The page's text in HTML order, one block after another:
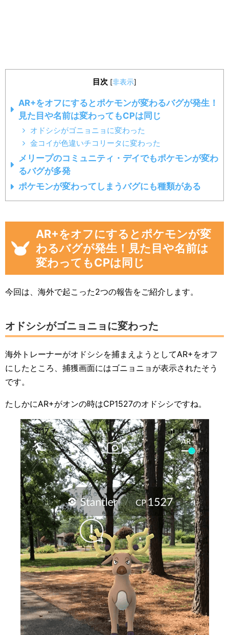
目次 [非表示]
AR+をオフにするとポケモンが変わるバグが発生！
見た目や名前は変わってもCPは同じ
オドシシがゴニョニョに変わった
金コイが色違いチコリータに変わった
メリープのコミュニティ・デイでもポケモンが変わ
るバグが多発
ポケモンが変わってしまうバグにも種類がある
AR+をオフにするとポケモンが変
わるバグが発生！見た目や名前は
変わってもCPは同じ
今回は、海外で起こった2つの報告をご紹介します。
オドシシがゴニョニョに変わった
海外トレーナーがオドシシを捕まえようとしてAR+をオフ
にしたところ、捕獲画面にはゴニョニョが表示されたそう
です。
たしかにAR+がオンの時はCP1527のオドシシですね。